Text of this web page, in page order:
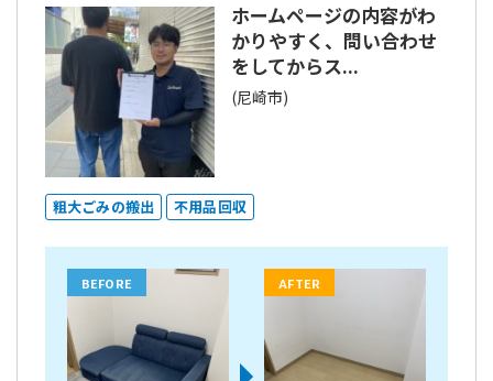
ホームページの内容がわ
かりやすく、問い合わせ
をしてからス...
(尼崎市)
粗大ごみの搬出 不用品回収
BEFORE AFTER